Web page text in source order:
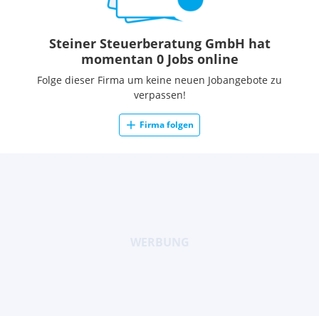
Steiner Steuerberatung GmbH hat
momentan 0 Jobs online
Folge dieser Firma um keine neuen Jobangebote zu
verpassen!
Firma folgen